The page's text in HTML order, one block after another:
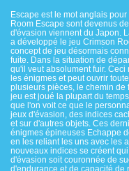
Escape est le mot anglais
Room Escape sont devenus
d'évasion viennent du Japon.
a développé le jeu Crimson
concept de jeu désormais
fuite. Dans la situation de
qu'il veut absolument fuir.
les énigmes et peut ouvrir
plusieurs pièces, le chemin de
jeu est joué la plupart du
que l'on voit ce que le
jeux d'évasion, des indices
et sur d'autres objets. Ces
énigmes épineuses Echappe
en les reliant les uns avec les
nouveaux indices se créent
d'évasion soit couronnée de
d'endurance et de capacité de